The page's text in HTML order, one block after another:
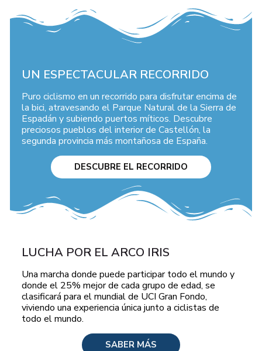
UN ESPECTACULAR RECORRIDO
Puro ciclismo en un recorrido para disfrutar encima de
la bici, atravesando el Parque Natural de la Sierra de
Espadán y subiendo puertos míticos. Descubre
preciosos pueblos del interior de Castellón, la
segunda provincia más montañosa de España.
DESCUBRE EL RECORRIDO
LUCHA POR EL ARCO IRIS
Una marcha donde puede participar todo el mundo y
donde el 25% mejor de cada grupo de edad, se
clasificará para el mundial de UCI Gran Fondo,
viviendo una experiencia única junto a ciclistas de
todo el mundo.
SABER MÁS